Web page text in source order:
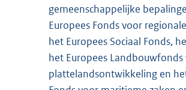
gemeenschappelijke
Europees Fonds voor
het Europees Sociaal Fonds,
het Europees Landbouwfonds
plattelandsontwikkeling en